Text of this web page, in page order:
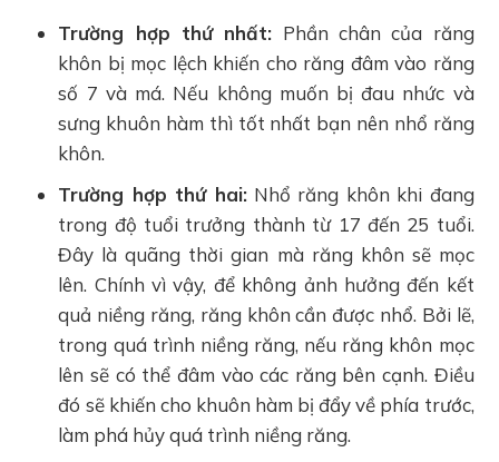
Trường hợp thứ nhất: Phần chân của răng
khôn bị mọc lệch khiến cho răng đâm vào răng
số 7 và má. Nếu không muốn bị đau nhức và
sưng khuôn hàm thì tốt nhất bạn nên nhổ răng
khôn.
Trường hợp thứ hai:Nhổ răng khôn khi đang
trong độ tuổi trưởng thành từ 17 đến 25 tuổi.
Đây là quãng thời gian mà răng khôn sẽ mọc
lên. Chính vì vậy, để không ảnh hưởng đến kết
quả niềng răng, răng khôn cần được nhổ. Bởi lẽ,
trong quá trình niềng răng, nếu răng khôn mọc
lên sẽ có thể đâm vào các răng bên cạnh. Điều
đó sẽ khiến cho khuôn hàm bị đẩy về phía trước,
làm phá hủy quá trình niềng răng.